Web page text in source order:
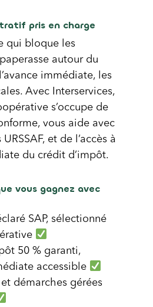
pris en charge
qui bloque les
autour du
immédiate, les
Avec Interservices,
s’occupe de
vous aide avec
et de l’accès à
du crédit d’impôt.
vous gagnez avec
SAP, sélectionné
50 % garanti,
accessible
démarches gérées